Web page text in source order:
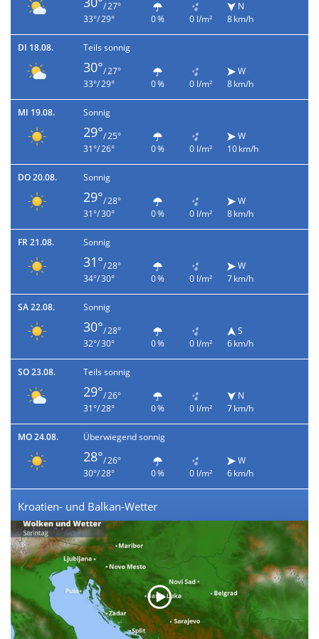
/ 27°
33°/ 29°
0 % 0 l/m²
N
8 km/h
DI 18.08. Teils sonnig
30°/ 27°
33°/ 29°
0 % 0 l/m²
W
8 km/h
MI 19.08. Sonnig
29°/ 25°
31°/ 26°
0 % 0 l/m²
W
10 km/h
DO 20.08. Sonnig
29°/ 28°
31°/ 30°
0 % 0 l/m²
W
8 km/h
FR 21.08. Sonnig
31°/ 28°
34°/ 30°
0 % 0 l/m²
W
7 km/h
SA 22.08. Sonnig
30°/ 28°
32°/ 30°
0 % 0 l/m²
S
6 km/h
SO 23.08. Teils sonnig
29°/ 26°
31°/ 28°
0 % 0 l/m²
N
7 km/h
MO 24.08. Überwiegend sonnig
28°/ 26°
30°/ 28°
0 % 0 l/m²
W
6 km/h
Kroatien- und Balkan-Wetter